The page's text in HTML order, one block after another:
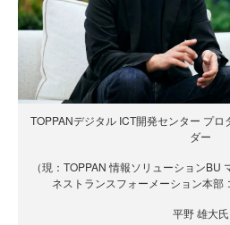
TOPPANデジタル ICT開発センター プ
ダー
（現：TOPPAN 情報ソリューションBU
ネストランスフォーメーション本部
平野 雄大氏